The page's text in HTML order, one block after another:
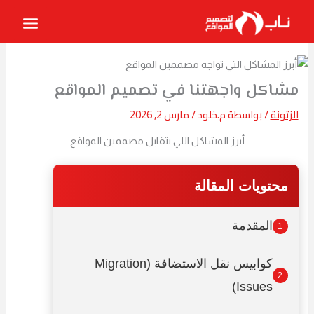
المحتوى
مشاكل واجهتنا في تصميم المواقع
الزتونة/ بواسطةم.خلود/مارس 2, 2026
أبرز المشاكل اللي بتقابل مصممين المواقع
محتويات المقالة
1 المقدمة
2
كوابيس نقل الاستضافة (Migration
Issues)